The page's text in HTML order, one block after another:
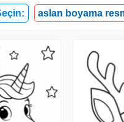
aslan boyama